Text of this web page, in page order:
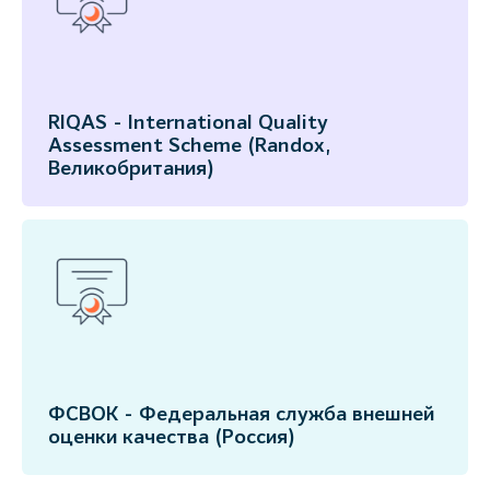
RIQAS - International Quality
Assessment Scheme (Randox,
Великобритания)
ФСВОК - Федеральная служба внешней
оценки качества (Россия)